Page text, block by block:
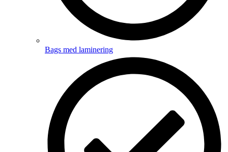
Bags med laminering